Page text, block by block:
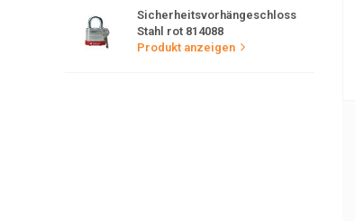
Sicherheitsvorhängeschloss
Stahl rot 814088
Produkt anzeigen